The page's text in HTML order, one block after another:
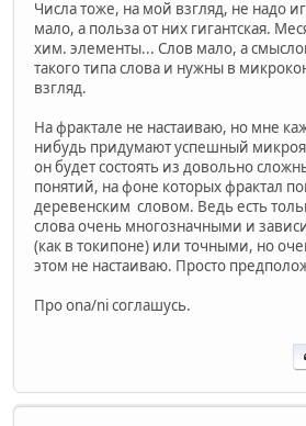
Числа тоже, на мой взгляд, не надо
мало, а польза от них гигантская.
хим. элементы... Слов мало, а
такого типа слова и нужны в
взгляд.
На фрактале не настаиваю, но мне
нибудь придумают успешный
он будет состоять из довольно
понятий, на фоне которых фрактал
деревенским словом. Ведь есть
слова очень многозначными и
(как в токипоне) или точными, но
этом не настаиваю. Просто
Про ona/ni соглашусь.